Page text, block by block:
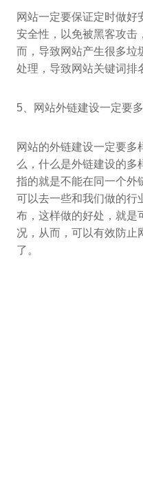
网站一定要保证定时做好
安全性，以免被黑客攻击
而，导致网站产生很多垃
处理，导致网站关键词排
5、网站外链建设一定要
网站的外链建设一定要多
么，什么是外链建设的多
指的就是不能在同一个外
可以去一些和我们做的行
布，这样做的好处，就是
况，从而，可以有效防止
了。